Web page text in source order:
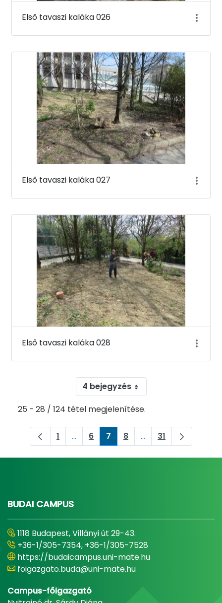
Első tavaszi kaláka 026
Első tavaszi kaláka 027
Első tavaszi kaláka 028
4 bejegyzés
25 - 28 / 124 tétel megjelenítése.
Oldal
1 ...Köztes oldalak Navigáljon a TAB
Oldal
6 Oldal
7 Oldal
8 ...Köztes oldalak
Oldal
31
BUDAI CAMPUS
1118 Budapest, Villányi út 29-43.
+36-1/305-7354, +36-1/305-7528
https://budaicampus.uni-mate.hu
foigazgato.buda@uni-mate.hu
Campus-főigazgató